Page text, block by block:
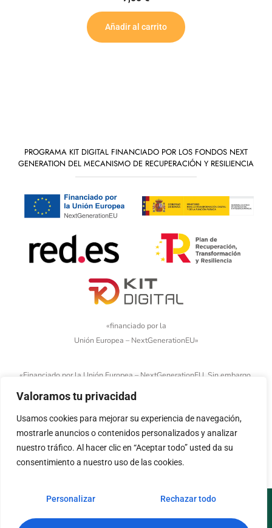
Valoramos tu privacidad
Usamos cookies para mejorar su experiencia de navegación,
mostrarle anuncios o contenidos personalizados y analizar
nuestro tráfico. Al hacer clic en “Aceptar todo” usted da su
consentimiento a nuestro uso de las cookies.
Personalizar Rechazar todo
PROGRAMA KIT DIGITAL FINANCIADO POR LOS FONDOS NEXT
GENERATION DEL MECANISMO DE RECUPERACIÓN Y RESILIENCIA
«financiado por la
Unión Europea – NextGenerationEU»
«Financiado por la Unión Europea – NextGenerationEU. Sin embargo,
los puntos de vista y las opiniones expresadas son únicamente los
del autor o autores y no reflejan necesariamente los de la Unión
Europea o la Comisión Europea. Ni la Unión Europea ni la Comisión
Europea pueden ser consideradas responsables de las mismas»